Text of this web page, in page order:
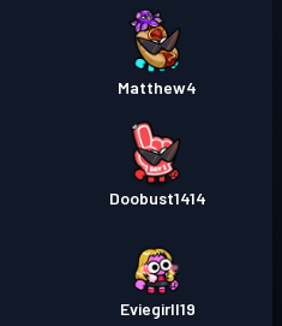
Matthew4
Doobust1414
Eviegirll19